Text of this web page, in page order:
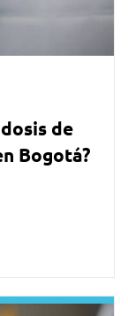
de
Bogotá?